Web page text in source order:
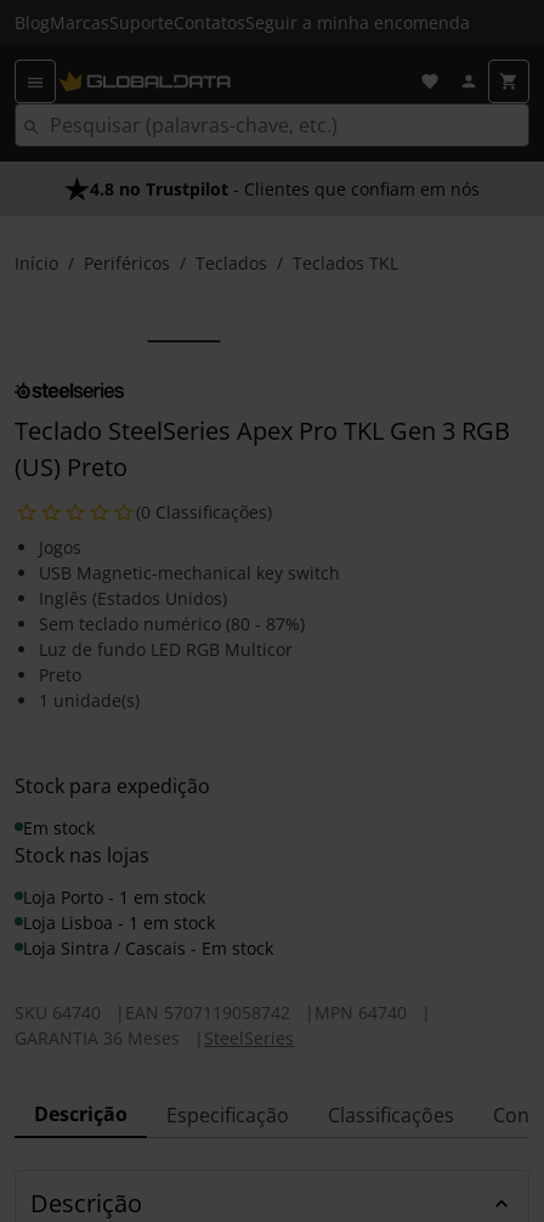
BlogMarcasSuporteContatosSeguir a minha encomenda
4.8 no Trustpilot - Clientes que confiam em nós
Início Periféricos Teclados Teclados TKL
Teclado SteelSeries Apex Pro TKL Gen 3 RGB
(US) Preto
(0 Classificações)
Jogos
USB Magnetic-mechanical key switch
Inglês (Estados Unidos)
Sem teclado numérico (80 - 87%)
Luz de fundo LED RGB Multicor
Preto
1 unidade(s)
Stock para expedição
Em stock
Stock nas lojas
Loja Porto - 1 em stock
Loja Lisboa - 1 em stock
Loja Sintra / Cascais - Em stock
SKU 64740 EAN 5707119058742 MPN 64740
GARANTIA 36 Meses
SteelSeries
Descrição Especificação Classificações
Descrição